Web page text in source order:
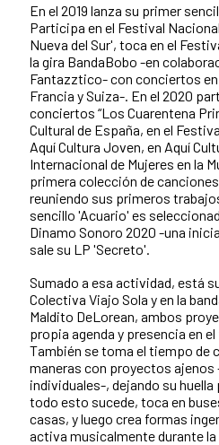
En el 2019 lanza su primer
Participa en el Festival
Nueva del Sur', toca en el
la gira BandaBobo -en
Fantazztico- con conciertos
Francia y Suiza-. En el 2020
conciertos “Los Cuarentena
Cultural de España, en el
Aquí Cultura Joven, en Aquí
Internacional de Mujeres en la
primera colección de
reuniendo sus primeros
sencillo 'Acuario' es
Dinamo Sonoro 2020 -una
sale su LP 'Secreto'.
Sumado a esa actividad, está
Colectiva Viajo Sola y en la
Maldito DeLorean, ambos
propia agenda y presencia en
También se toma el tiempo de
maneras con proyectos
individuales-, dejando su
todo esto sucede, toca en
casas, y luego crea formas
activa musicalmente durante la